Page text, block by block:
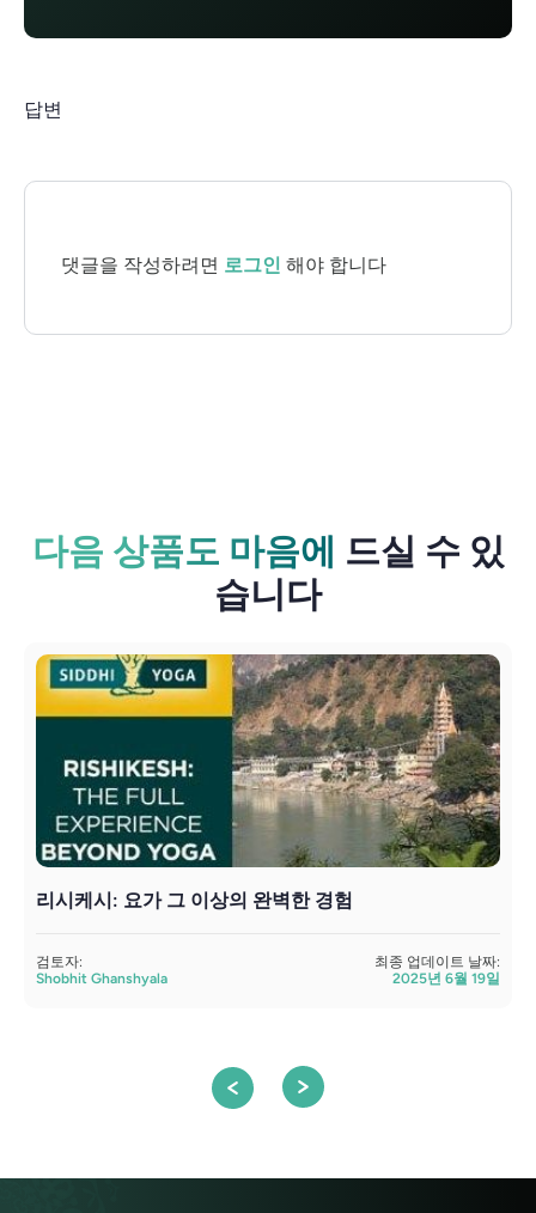
답변
댓글을 작성하려면 로그인 해야 합니다
다음 상품도 마음에 드실 수 있
습니다
리시케시: 요가 그 이상의 완벽한 경험
검토자:
Shobhit Ghanshyala
최종 업데이트 날짜:
2025년 6월 19일